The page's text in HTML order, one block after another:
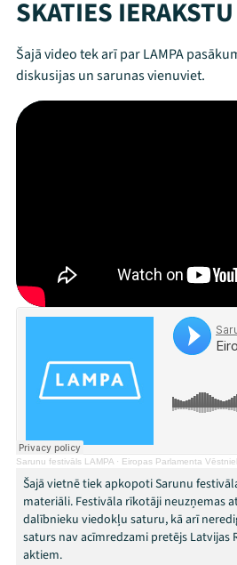
Viņi bija LAMPĀ
Jaunumi
Veikals
Kontakti
SKATIES IERAKSTU
Šajā video tek arī par LAMPA
diskusijas un sarunas vienuviet.
Sarunu festivāls LAMPA · Eiropas Parlamenta Vēstnieku skolu
Šajā vietnē tiek apkopoti Sarunu
materiāli. Festivāla rīkotāji neuzņemas
dalībnieku viedokļu saturu, kā arī
saturs nav acīmredzami pretējs
aktiem.